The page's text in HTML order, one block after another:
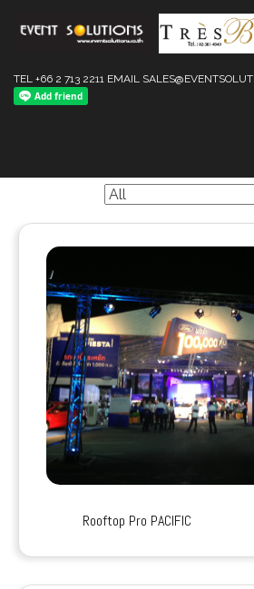
TEL +66 2 713 2211 EMAIL
Stage, Tent &
Rooftop Pro PACIFIC